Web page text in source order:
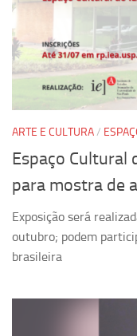
ARTE E CULTURA/
Espaço Cultural
para mostra de
Exposição será
outubro; podem
brasileira